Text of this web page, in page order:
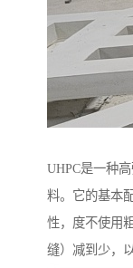
UHPC是一种
料。它的基本
性，度不使用
缝）减到少，